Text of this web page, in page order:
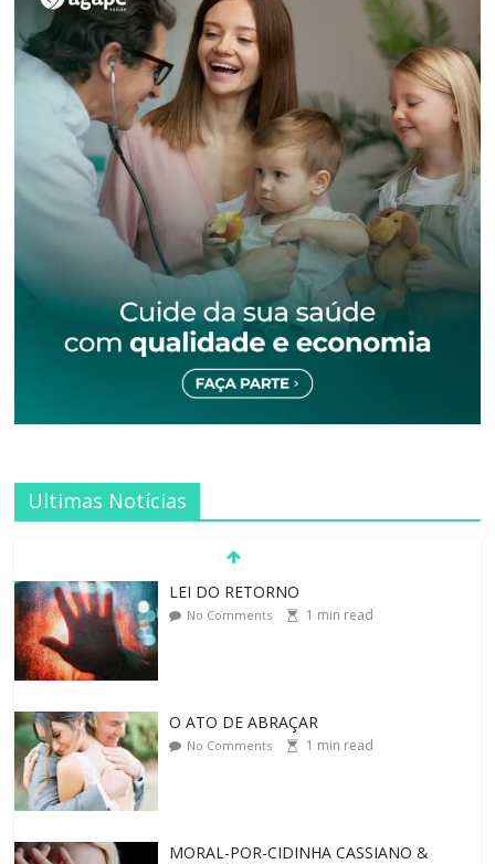
Ultimas Notícias
O ATO DE ABRAÇAR
No Comments 1 min read
MORAL-POR-CIDINHA CASSIANO &
CIDA SIMONI
SAGRADA FAMÍLIA – MAIA SOMEL